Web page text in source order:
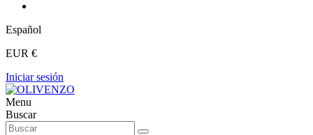
Español
EUR €
Iniciar sesión
Menu
Buscar